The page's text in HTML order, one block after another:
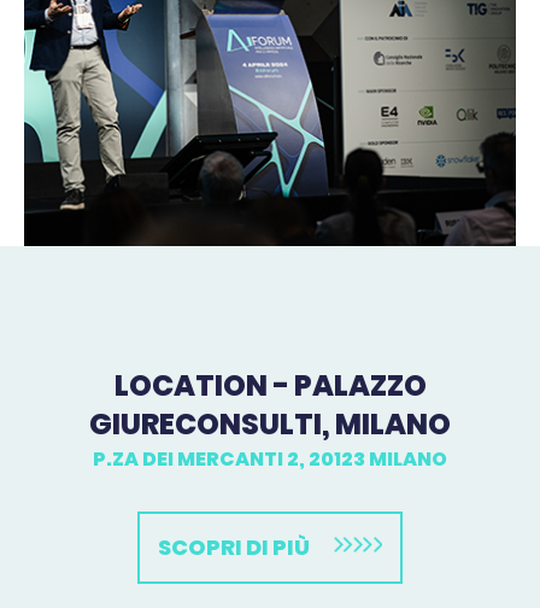
LOCATION - PALAZZO
GIURECONSULTI, MILANO
P.ZA DEI MERCANTI 2, 20123 MILANO
SCOPRI DI PIÙ